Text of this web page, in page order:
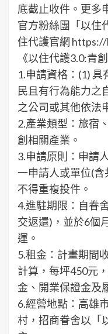
底截止收件。更多
官方粉絲團「以
住代護官網
《以住代護3.0:青
1.申請資格：(1)
民且有行為能力之
之公司或其他依法
2.產業類型：旅宿
創相關產業。
3.申請原則：申請
一申請人或單位(含
不得重複投件。
4.進駐期限：自眷
交返還)，並於6個
運。
5.租金：計畫期間
計算，每坪450元
金、開業保證金及
6.經營地點：高雄
村，招商眷舍以「